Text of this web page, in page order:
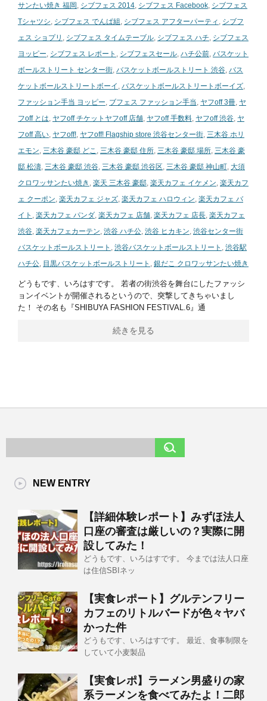
サンたい焼き 福岡, シブフェス 2014, シブフェス Facebook, シブフェス
Tシャツシ, シブフェス でんぱ組, シブフェス アフターパーティ , シブフ
ェス ショプリ , シブフェス タイムテーブル, シブフェス ハチ, シブフェス
ヨッピー, シブフェス レポート , シブフェスセール, ハチ公前, バスケット
ボールストリート センター街, バスケットボールストリート 渋谷, バス
ケットボールストリートボーイ , バスケットボールストリートボーイズ,
ファッション手当 ヨッピー, ブフェス ファッション手当, ヤフoff 3冊, ヤ
フoff とは, ヤフoff チケットヤフoff 店舗, ヤフoff 手数料, ヤフoff 渋谷, ヤ
フoff 高い, ヤフoff!, ヤフoff! Flagship store 渋谷センター街, 三木谷 ホリ
エモン, 三木谷 豪邸 どこ , 三木谷 豪邸 住所, 三木谷 豪邸 場所, 三木谷 豪
邸 松濤, 三木谷 豪邸 渋谷, 三木谷 豪邸 渋谷区, 三木谷 豪邸 神山町, 大須
クロワッサンたい焼き , 楽天 三木谷 豪邸, 楽天カフェ イケメン, 楽天カフ
ェ クーポン, 楽天カフェ ジャズ, 楽天カフェ ハロウィン, 楽天カフェ バ
イト , 楽天カフェ パンダ, 楽天カフェ 店舗, 楽天カフェ 店長, 楽天カフェ
渋谷, 楽天カフェカーテン, 渋谷 ハチ公, 渋谷 ヒカキン, 渋谷センター街
バスケットボールストリート , 渋谷バスケットボールストリート , 渋谷駅
ハチ公, 目黒バスケットボールストリート , 銀だこ クロワッサンたい焼き
どうもです、いろはすです。 若者の街渋谷を舞台にしたファッシ
ョンイベントが開催されるというので、突撃してきちゃいまし
た！ その名も『SHIBUYA FASHION FESTIVAL.6』通
続きを見る
NEW ENTRY
【詳細体験レポート】みずほ法人
口座の審査は厳しいの？実際に開
設してみた！
どうもです、いろはすです。 今までは法人口座
は住信SBIネッ
【実食レポート】グルテンフリー
カフェのリトルバードが色々ヤバ
かった件
どうもです、いろはすです。 最近、食事制限を
していて小麦製品
【実食レポ】ラーメン男盛りの家
系ラーメンを食べてみたよ！二郎